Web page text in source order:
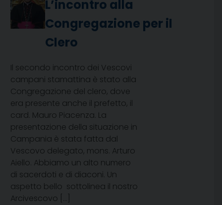
L’incontro alla
Congregazione per il
Clero
Il secondo incontro dei Vescovi
campani stamattina è stato alla
Congregazione del clero, dove
era presente anche il prefetto, il
card. Mauro Piacenza. La
presentazione della situazione in
Campania è stata fatta dal
Vescovo delegato, mons. Arturo
Aiello. Abbiamo un alto numero
di sacerdoti e di diaconi. Un
aspetto bello  sottolinea il nostro
Arcivescovo […]